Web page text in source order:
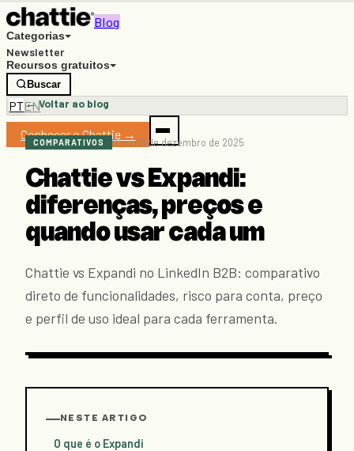
Blog
Categorias
Newsletter
Recursos gratuitos
Buscar
PTEN
Conhecer o Chattie →
← Voltar ao blog
COMPARATIVOS 8 min01 de dezembro de 2025
Chattie vs Expandi:
diferenças, preços e
quando usar cada um
Chattie vs Expandi no LinkedIn B2B: comparativo
direto de funcionalidades, risco para conta, preço
e perfil de uso ideal para cada ferramenta.
NESTE ARTIGO
O que é o Expandi